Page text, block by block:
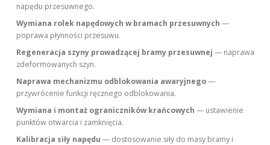
napędu przesuwnego.
Wymiana rolek napędowych w bramach przesuwnych —
poprawa płynności przesuwu.
Regeneracja szyny prowadzącej bramy przesuwnej — naprawa
zdeformowanych szyn.
Naprawa mechanizmu odblokowania awaryjnego—
przywrócenie funkcji ręcznego odblokowania.
Wymiana i montaż ograniczników krańcowych — ustawienie
punktów otwarcia i zamknięcia.
Kalibracja siły napędu — dostosowanie siły do masy bramy i